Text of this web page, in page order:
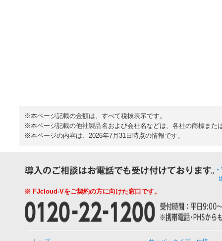
※本ページ記載の金額は、すべて税抜表示です。
※本ページ記載の他社製品名および会社名などは、各社の商標また
※本ページの内容は、2026年7月31日時点の情報です。
※ FJcloud-Vをご契約の方に向けた窓口です。